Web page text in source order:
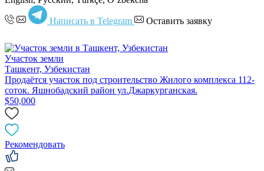
Написать в Telegram Оставить заявку
Участок земли
Ташкент, Узбекистан
Продаётся участок под строительство Жилого комплекса 112-
соток. Яшнобадский район ул.Джаркурганская.
$50,000
Рекомендовать